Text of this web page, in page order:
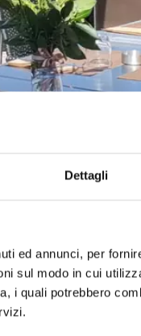
Dettagli
ed annunci, per
sul modo in cui
i quali potrebbero